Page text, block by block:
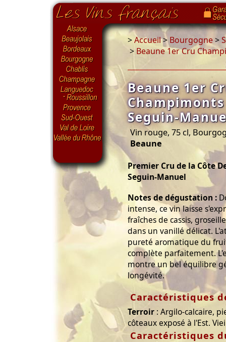
>Accueil>Bourgogne>
> Beaune 1er Cru
Beaune 1er
Seguin-
Vin rouge, 75 cl,
Beaune
Premier Cru de la Côte
Seguin-Manuel
Notes de dégustation :
intense, ce vin laisse
fraîches de cassis,
dans un vanillé délicat.
pureté aromatique du
complète parfaitement.
montre un bel équilibre
longévité.
Caractéristiques
Terroir : Argilo-calcaire,
côteaux exposé à l'Est.
Caractéristiques